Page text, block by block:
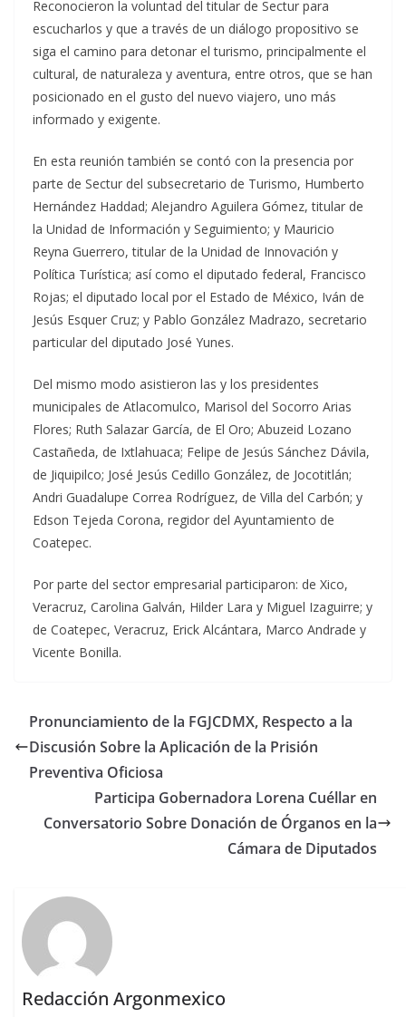
Reconocieron la voluntad del titular de Sectur para
escucharlos y que a través de un diálogo propositivo se
siga el camino para detonar el turismo, principalmente el
cultural, de naturaleza y aventura, entre otros, que se han
posicionado en el gusto del nuevo viajero, uno más
informado y exigente.
En esta reunión también se contó con la presencia por
parte de Sectur del subsecretario de Turismo, Humberto
Hernández Haddad; Alejandro Aguilera Gómez, titular de
la Unidad de Información y Seguimiento; y Mauricio
Reyna Guerrero, titular de la Unidad de Innovación y
Política Turística; así como el diputado federal, Francisco
Rojas; el diputado local por el Estado de México, Iván de
Jesús Esquer Cruz; y Pablo González Madrazo, secretario
particular del diputado José Yunes.
Del mismo modo asistieron las y los presidentes
municipales de Atlacomulco, Marisol del Socorro Arias
Flores; Ruth Salazar García, de El Oro; Abuzeid Lozano
Castañeda, de Ixtlahuaca; Felipe de Jesús Sánchez Dávila,
de Jiquipilco; José Jesús Cedillo González, de Jocotitlán;
Andri Guadalupe Correa Rodríguez, de Villa del Carbón; y
Edson Tejeda Corona, regidor del Ayuntamiento de
Coatepec.
Por parte del sector empresarial participaron: de Xico,
Veracruz, Carolina Galván, Hilder Lara y Miguel Izaguirre; y
de Coatepec, Veracruz, Erick Alcántara, Marco Andrade y
Vicente Bonilla.
Pronunciamiento de la FGJCDMX, Respecto a la
Discusión Sobre la Aplicación de la Prisión
Preventiva Oficiosa
Participa Gobernadora Lorena Cuéllar en
Conversatorio Sobre Donación de Órganos en la
Cámara de Diputados
Redacción Argonmexico